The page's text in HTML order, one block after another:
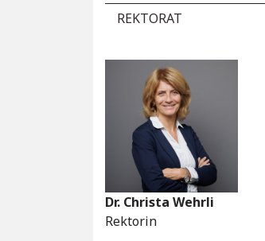
REKTORAT
Dr. Christa Wehrli
Rektorin